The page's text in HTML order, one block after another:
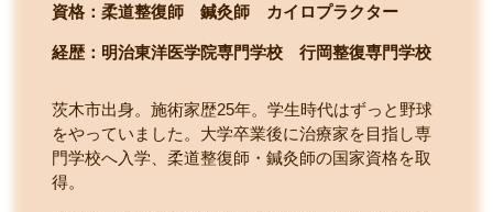
資格：柔道整復師 鍼灸師 カイロプラクター
経歴：明治東洋医学院専門学校 行岡整復専門学校
茨木市出身。施術家歴25年。学生時代はずっと野球
をやっていました。大学卒業後に治療家を目指し専
門学校へ入学、柔道整復師・鍼灸師の国家資格を取
得。